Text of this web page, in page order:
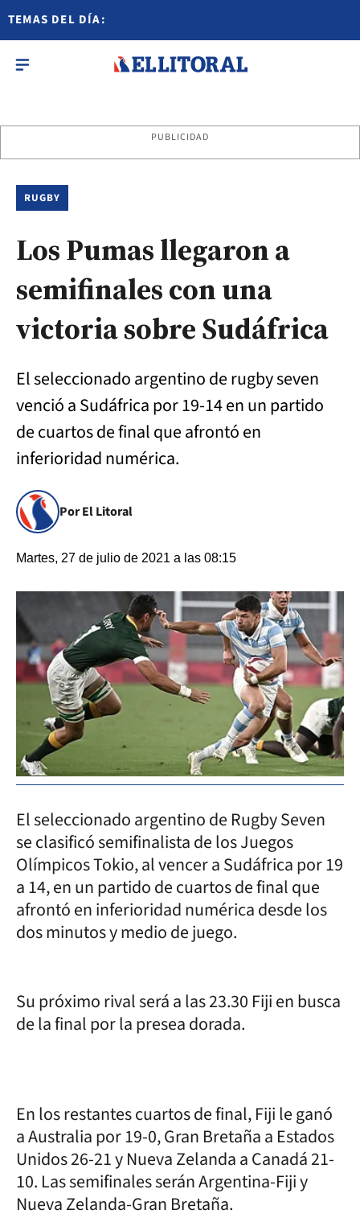
TEMAS DEL DÍA:
PUBLICIDAD
RUGBY
Los Pumas llegaron a
semifinales con una
victoria sobre Sudáfrica
El seleccionado argentino de rugby seven
venció a Sudáfrica por 19-14 en un partido
de cuartos de final que afrontó en
inferioridad numérica.
Por El Litoral
Martes, 27 de julio de 2021 a las 08:15
El seleccionado argentino de Rugby Seven
se clasificó semifinalista de los Juegos
Olímpicos Tokio, al vencer a Sudáfrica por 19
a 14, en un partido de cuartos de final que
afrontó en inferioridad numérica desde los
dos minutos y medio de juego.
Su próximo rival será a las 23.30 Fiji en busca
de la final por la presea dorada.
En los restantes cuartos de final, Fiji le ganó
a Australia por 19-0, Gran Bretaña a Estados
Unidos 26-21 y Nueva Zelanda a Canadá 21-
10. Las semifinales serán Argentina-Fiji y
Nueva Zelanda-Gran Bretaña.